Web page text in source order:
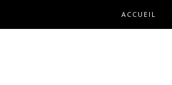
ACCUEIL